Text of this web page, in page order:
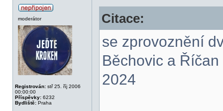
moderátor
Registrován: stř 25. říj 2006
00:00:00
Příspěvky: 6232
Bydliště: Praha
Citace:
se zprovoznění
Běchovic a
2024